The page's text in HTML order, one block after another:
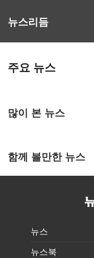
뉴스리듬
주요 뉴스
많이 본 뉴스
함께 볼만한 뉴스
뉴스
뉴스북